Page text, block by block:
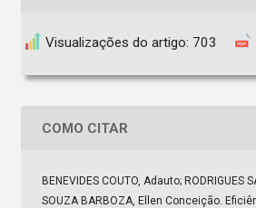
Visualizações do artigo: 703
COMO CITAR
BENEVIDES COUTO, Adauto; RODRIGUES
SOUZA BARBOZA, Ellen Conceição.